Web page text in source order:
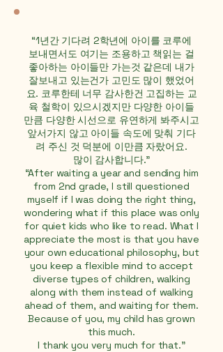
“1년간 기다려 2학년에 아이를 코루에
보내면서도 여기는 조용하고 책읽는 걸
좋아하는 아이들만 가는것 같은데 내가
잘보내고 있는건가 고민도 많이 했었어
요. 코루한테 너무 감사한건 고집하는 교
육 철학이 있으시겠지만 다양한 아이들
만큼 다양한 시선으로 유연하게 봐주시고
앞서가지 않고 아이들 속도에 맞춰 기다
려 주신 것 덕분에 이만큼 자랐어요.
많이 감사합니다.”
“After waiting a year and sending him
from 2nd grade, I still questioned
myself if I was doing the right thing,
wondering what if this place was only
for quiet kids who like to read. What I
appreciate the most is that you have
your own educational philosophy, but
you keep a flexible mind to accept
diverse types of children, walking
along with them instead of walking
ahead of them, and waiting for them.
Because of you, my child has grown
this much.
I thank you very much for that.”